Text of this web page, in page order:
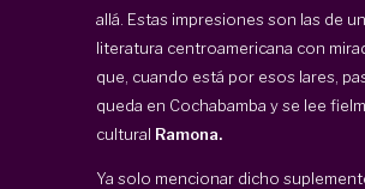
allá. Estas impresiones son las de
literatura centroamericana con
que, cuando está por esos lares,
queda en Cochabamba y se lee
cultural Ramona.
Ya solo mencionar dicho